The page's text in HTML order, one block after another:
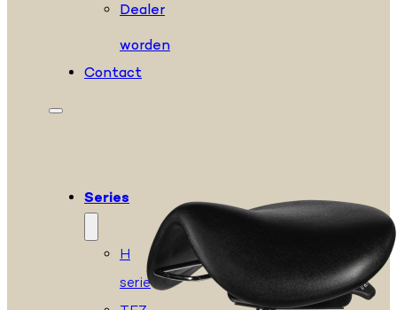
Dealer
worden
Contact
Series
H
serie